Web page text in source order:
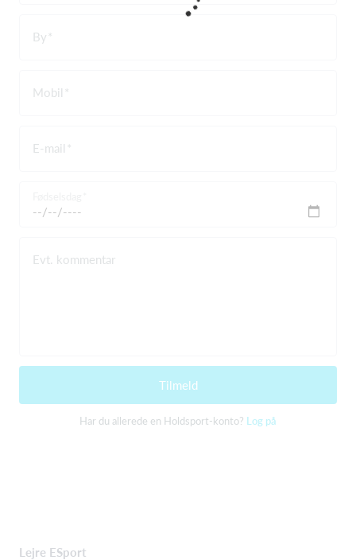
By
Mobil
E-mail
Evt. kommentar
Tilmeld
Har du allerede en Holdsport-konto? Log på
Lejre ESport